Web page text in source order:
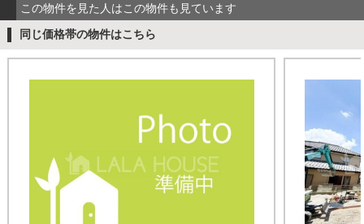
この物件を見た人はこの物件も見ています
同じ価格帯の物件はこちら